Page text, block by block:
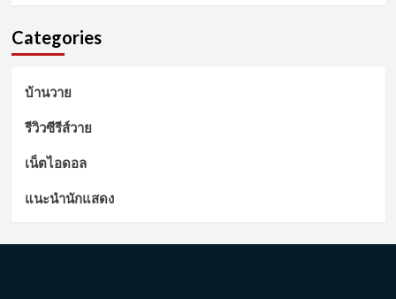
Categories
บ้านวาย
รีวิวซีรีส์วาย
เน็ตไอดอล
แนะนำนักแสดง